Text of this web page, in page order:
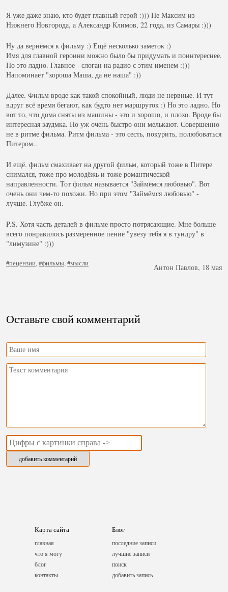
Я уже даже знаю, кто будет главный герой :))) Не Максим из
Нижнего Новгорода, а Александр Климов, 22 года, из Самары :)))
Ну да вернёмся к фильму :) Ещё несколько заметок :)
Имя для главной героини можно было бы придумать и поинтереснее.
Но это ладно. Главное - слоган на радио с этим именем :)))
Напоминает "хороша Маша, да не наша" :))
Далее. Фильм вроде как такой спокойный, люди не нервные. И тут
вдруг всё время бегают, как будто нет маршруток :) Но это ладно. Но
вот то, что дома сняты из машины - это и хорошо, и плохо. Вроде бы
интересная заудмка. Но уж очень быстро они мелькают. Совершенно
не в ритме фильма. Ритм фильма - это сесть, покурить, полюбоваться
Питером..
И ещё. фильм смахивает на другой фильм, который тоже в Питере
снимался, тоже про молодёжь и тоже романтической
направленности. Тот фильм называется "Займёмся любовью". Вот
очень они чем-то похожи. Но при этом "Займёмся любовью" -
лучше. Глубже он.
P.S. Хотя часть деталей в фильме просто потрясающие. Мне больше
всего понравилось размеренное пение "увезу тебя я в тундру" в
"лимузине" :)))
#рецензии,#фильмы,#мысли Антон Павлов, 18 мая
Оставьте свой комментарий
Карта сайта
главная
что я могу
блог
контакты
Блог
последние записи
лучшие записи
поиск
добавить запись